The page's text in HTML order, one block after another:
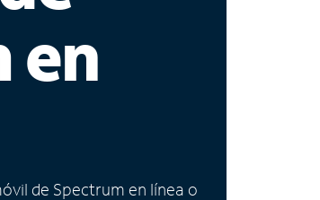
en
de Spectrum en línea o